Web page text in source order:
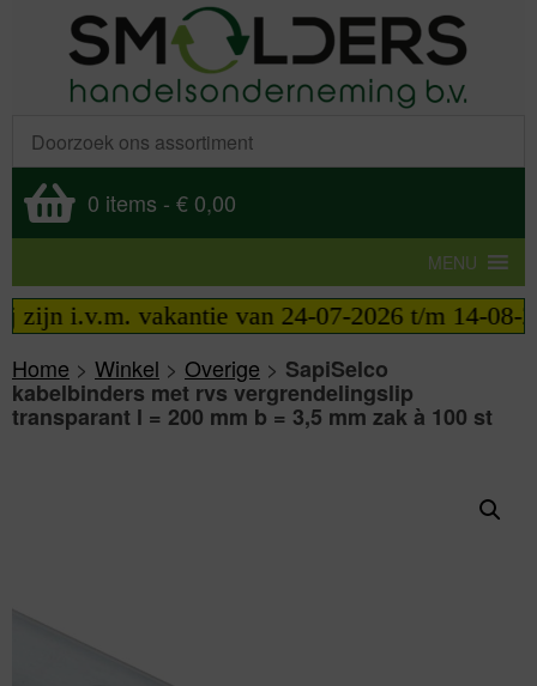
0 items - € 0,00
MENU
vakantie van 24-07-2026 t/m 14-08-
Home > Winkel > Overige > SapiSelco
kabelbinders met rvs vergrendelingslip
transparant l = 200 mm b = 3,5 mm zak à 100 st